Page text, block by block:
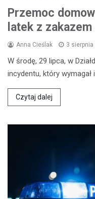
Przemoc
latek z
Anna Cieślak 3 sierpnia
W środę, 29 lipca, w
incydentu, który wymagał
Czytaj dalej